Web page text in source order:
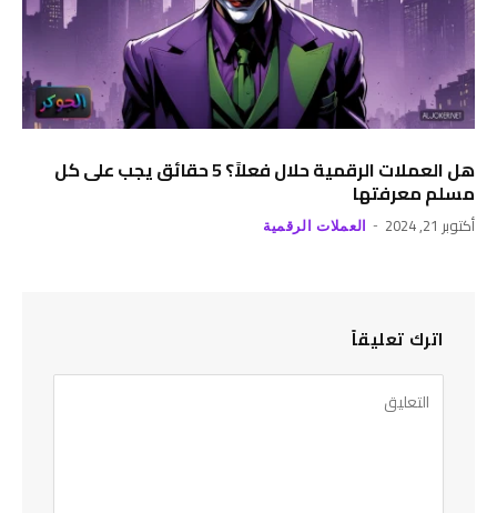
هل العملات الرقمية حلال فعلاً؟ 5 حقائق يجب على كل
مسلم معرفتها
أكتوبر 21, 2024 العملات الرقمية
اترك تعليقاً